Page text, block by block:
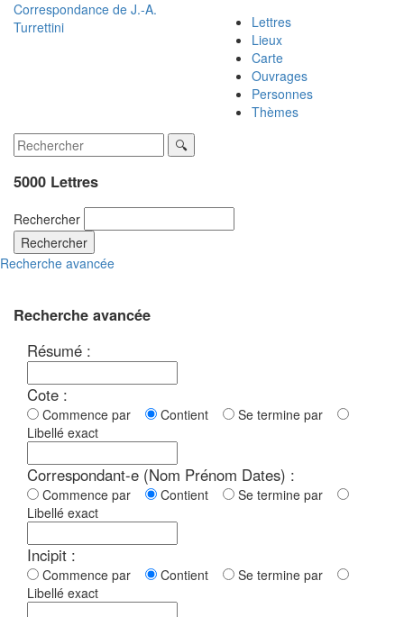
Correspondance de J.-A.
Turrettini
Lettres
Lieux
Carte
Ouvrages
Personnes
Thèmes
5000 Lettres
Rechercher
Rechercher
Recherche avancée
Recherche avancée
Résumé :
Cote :
Commence par Contient
Se termine par
Libellé exact
Correspondant-e (Nom Prénom Dates) :
Commence par Contient
Se termine par
Libellé exact
Incipit :
Commence par Contient
Se termine par
Libellé exact